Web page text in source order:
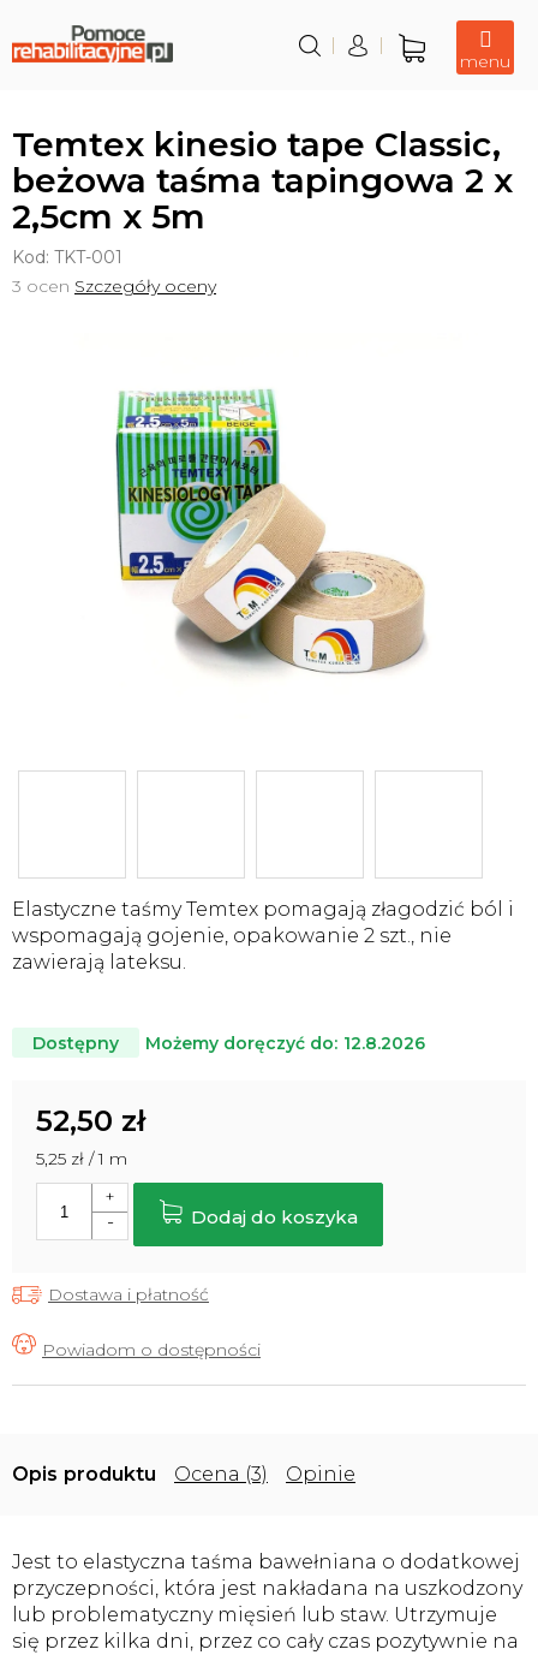
treści
Koszyk
Temtex kinesio tape Classic,
beżowa taśma tapingowa 2 x
2,5cm x 5m
Kod: TKT-001
Średnia
3 ocen Szczegóły oceny
Dostępny Możemy doręczyć do: 12.8.2026
52,50 zł
Cena
jednostkowa:
5,25 zł / 1 m
Dodaj do koszyka
Elastyczne taśmy Temtex pomagają złagodzić ból i
wspomagają gojenie, opakowanie 2 szt., nie
zawierają lateksu.
Dostawa i płatność
Opis Ocena (3) Opinie
Jest to elastyczna taśma bawełniana o dodatkowej
przyczepności, która jest nakładana na uszkodzony
lub problematyczny mięsień lub staw. Utrzymuje
się przez kilka dni, przez co cały czas pozytywnie na